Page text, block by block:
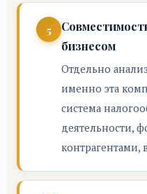
бизнесом
Отдельно
именно эта
система
деятельности,
контрагентами,